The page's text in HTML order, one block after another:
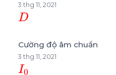
3 thg 11, 2021
D
Cường độ âm chuẩn
3 thg 11, 2021
I0